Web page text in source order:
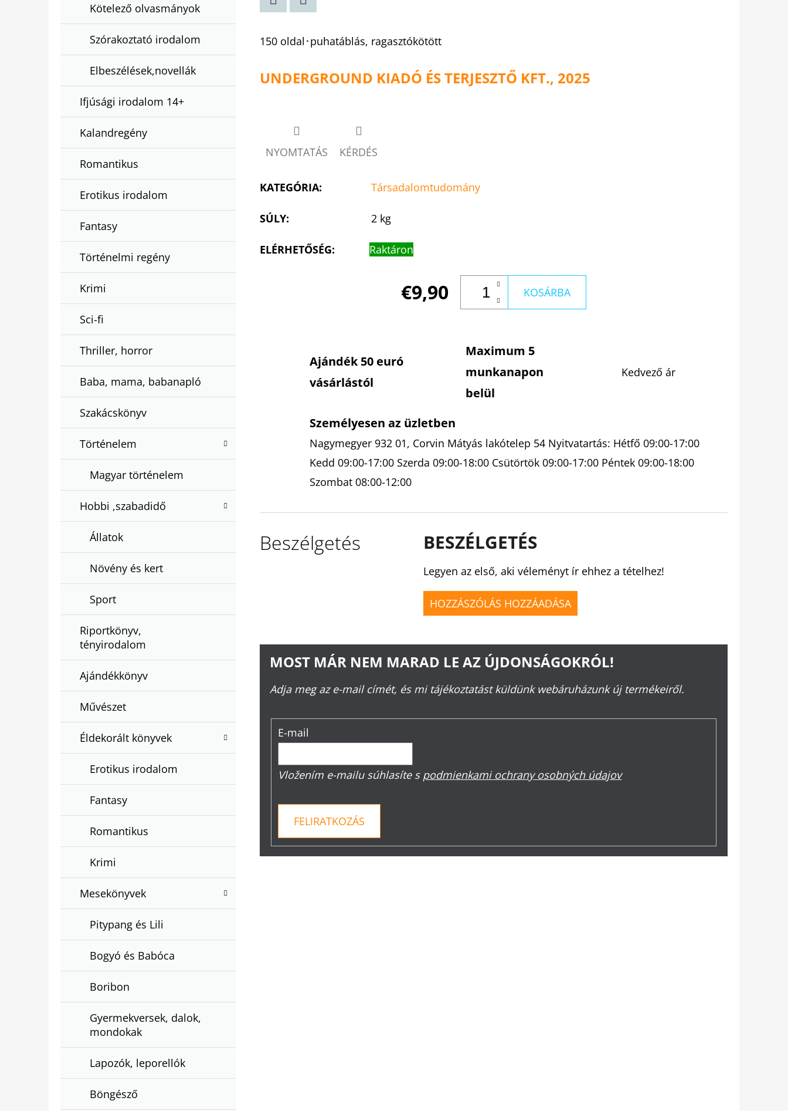
Kötelező olvasmányok
Szórakoztató irodalom
Elbeszélések,novellák
Ifjúsági irodalom 14+
Kalandregény
Romantikus
Erotikus irodalom
Fantasy
Történelmi regény
Krimi
Sci-fi
Thriller, horror
Baba, mama, babanapló
Szakácskönyv
Történelem
Magyar történelem
Hobbi ,szabadidő
Állatok
Növény és kert
Sport
Riportkönyv,
tényirodalom
Ajándékkönyv
Művészet
Éldekorált könyvek
Erotikus irodalom
Fantasy
Romantikus
Krimi
Mesekönyvek
Pitypang és Lili
Bogyó és Babóca
Boribon
Gyermekversek, dalok,
mondokak
Lapozók, leporellók
Böngésző
150 oldal･puhatáblás, ragasztókötött
UNDERGROUND KIADÓ ÉS TERJESZTŐ KFT., 2025
NYOMTATÁS KÉRDÉS
KATEGÓRIA: Társadalomtudomány
SÚLY: 2 kg
ELÉRHETŐSÉG: Raktáron
€9,90 KOSÁRBA
Ajándék 50 euró
vásárlástól
Maximum 5
munkanapon
belül
Kedvező ár
Személyesen az üzletben
Nagymegyer 932 01, Corvin Mátyás lakótelep 54 Nyitvatartás: Hétfő 09:00-17:00
Kedd 09:00-17:00 Szerda 09:00-18:00 Csütörtök 09:00-17:00 Péntek 09:00-18:00
Szombat 08:00-12:00
Beszélgetés BESZÉLGETÉS
Legyen az első, aki véleményt ír ehhez a tételhez!
HOZZÁSZÓLÁS HOZZÁADÁSA
MOST MÁR NEM MARAD LE AZ ÚJDONSÁGOKRÓL!
Adja meg az e-mail címét, és mi tájékoztatást küldünk webáruházunk új termékeiről.
E-mail
Vložením e-mailu súhlasíte s podmienkami ochrany osobných údajov
FELIRATKOZÁS